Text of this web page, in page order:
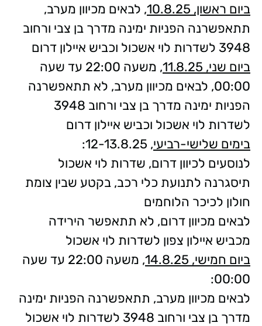
ביום ראשון, 10.8.25
, לבאים מכיוון מערב,
תתאפשרנה הפניות ימינה מדרך בן צבי ורחוב
3948 לשדרות לוי אשכול וכביש איילון דרום
ביום שני, 11.8.25
, משעה 22:00 עד שעה
00:00, לבאים מכיוון מערב, לא תתאפשרנה
הפניות ימינה מדרך בן צבי ורחוב 3948
לשדרות לוי אשכול וכביש איילון דרום
בימים שלישי-רביעי, 12-13.8.25:
לנוסעים לכיוון דרום, שדרות לוי אשכול
תיסגרנה לתנועת כלי רכב, בקטע שבין צומת
חולון לכיכר הלוחמים
לבאים מכיוון דרום, לא תתאפשר הירידה
מכביש איילון צפון לשדרות לוי אשכול
ביום חמישי, 14.8.25
, משעה 22:00 עד שעה
00:00:
לבאים מכיוון מערב, תתאפשרנה הפניות ימינה
מדרך בן צבי ורחוב 3948 לשדרות לוי אשכול